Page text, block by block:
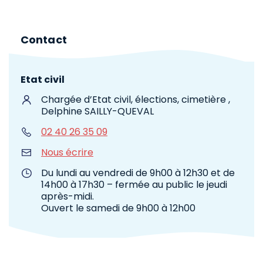
Contact
Etat civil
Chargée d’Etat civil, élections, cimetière ,
Delphine SAILLY-QUEVAL
02 40 26 35 09
Nous écrire
Du lundi au vendredi de 9h00 à 12h30 et de
14h00 à 17h30 – fermée au public le jeudi
après-midi.
Ouvert le samedi de 9h00 à 12h00